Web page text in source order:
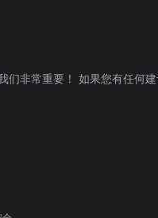
们非常重要！ 如果您有任何